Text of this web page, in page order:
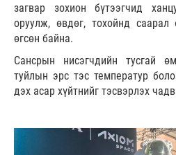
загвар зохион бүтээгчид
оруулж, өвдөг, тохойнд саарал
өгсөн байна.
Сансрын нисэгчдийн тусгай
туйлын эрс тэс температур
дэх асар хүйтнийг тэсвэрлэх